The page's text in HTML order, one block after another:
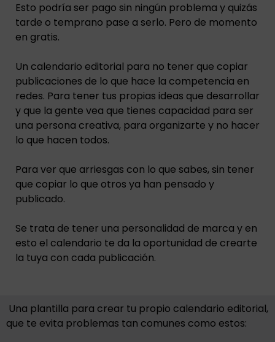
Esto podría ser pago sin ningún problema y quizás
tarde o temprano pase a serlo. Pero de momento
en gratis.
Un calendario editorial para no tener que copiar
publicaciones de lo que hace la competencia en
redes. Para tener tus propias ideas que desarrollar
y que la gente vea que tienes capacidad para ser
una persona creativa, para organizarte y no hacer
lo que hacen todos.
Para ver que arriesgas con lo que sabes, sin tener
que copiar lo que otros ya han pensado y
publicado.
Se trata de tener una personalidad de marca y en
esto el calendario te da la oportunidad de crearte
la tuya con cada publicación.
Una plantilla para crear tu propio calendario editorial,
que te evita problemas tan comunes como estos: